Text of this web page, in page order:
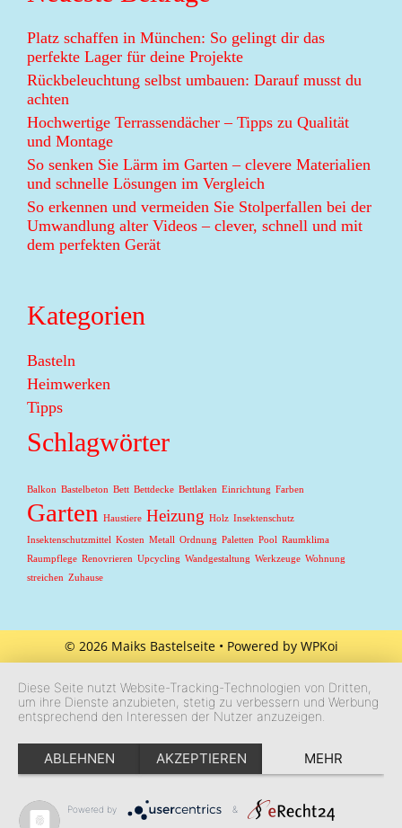
Platz schaffen in München: So gelingt dir das
perfekte Lager für deine Projekte
Rückbeleuchtung selbst umbauen: Darauf musst du
achten
Hochwertige Terrassendächer – Tipps zu Qualität
und Montage
So senken Sie Lärm im Garten – clevere Materialien
und schnelle Lösungen im Vergleich
So erkennen und vermeiden Sie Stolperfallen bei der
Umwandlung alter Videos – clever, schnell und mit
dem perfekten Gerät
Kategorien
Basteln
Heimwerken
Tipps
Schlagwörter
Balkon Bastelbeton Bett Bettdecke Bettlaken Einrichtung Farben
Garten Haustiere Heizung Holz Insektenschutz
Insektenschutzmittel Kosten Metall Ordnung Paletten Pool
Raumklima
Raumpflege Renovrieren Upcycling Wandgestaltung Werkzeuge Wohnung
streichen Zuhause
© 2026 Maiks Bastelseite• Powered by WPKoi
Diese Seite nutzt Website-Tracking-Technologien von Dritten,
um ihre Dienste anzubieten, stetig zu verbessern und Werbung
entsprechend den Interessen der Nutzer anzuzeigen.
ABLEHNEN AKZEPTIEREN MEHR
Powered by &